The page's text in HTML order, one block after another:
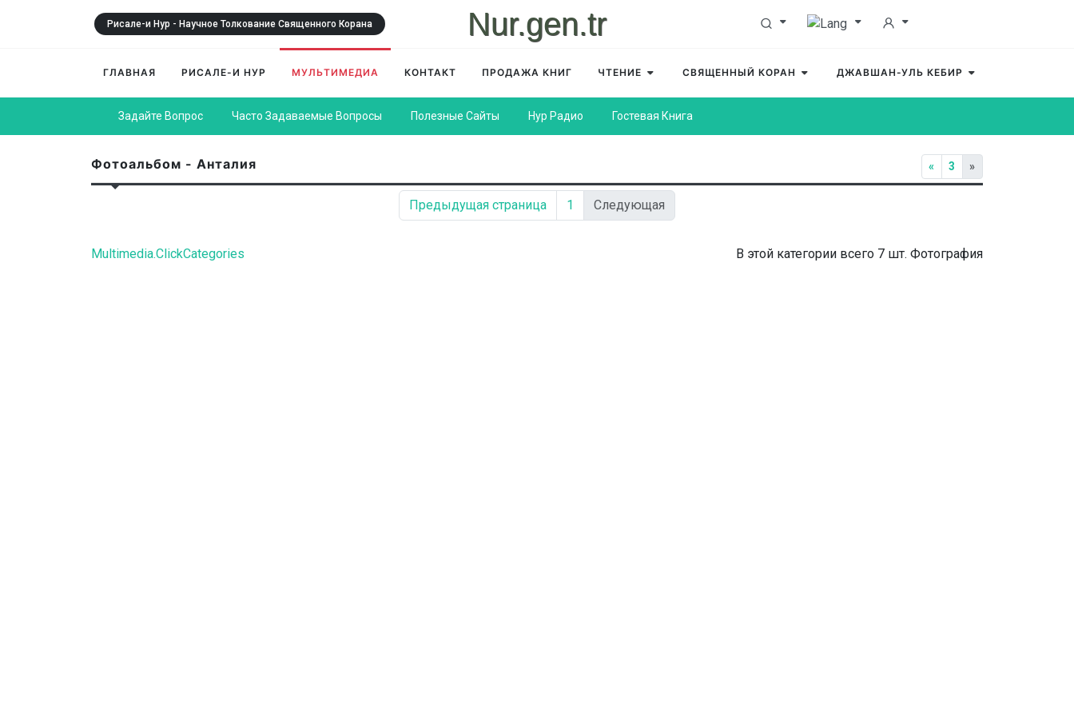
Nur.gen.tr
Рисале-и Нур - Научное Толкование Священного Корана
ГЛАВНАЯ РИСАЛЕ-И НУР МУЛЬТИМЕДИА КОНТАКТ ПРОДАЖА КНИГ ЧТЕНИЕ СВЯЩЕННЫЙ КОРАН ДЖАВШАН-УЛЬ КЕБИР
Задайте Вопрос Часто Задаваемые Вопросы Полезные Сайты Нур Радио Гостевая Книга
Фотоальбом - Анталия « 3 »
Предыдущая страница 1 Следующая
Multimedia.ClickCategories В этой категории всего 7 шт. Фотография